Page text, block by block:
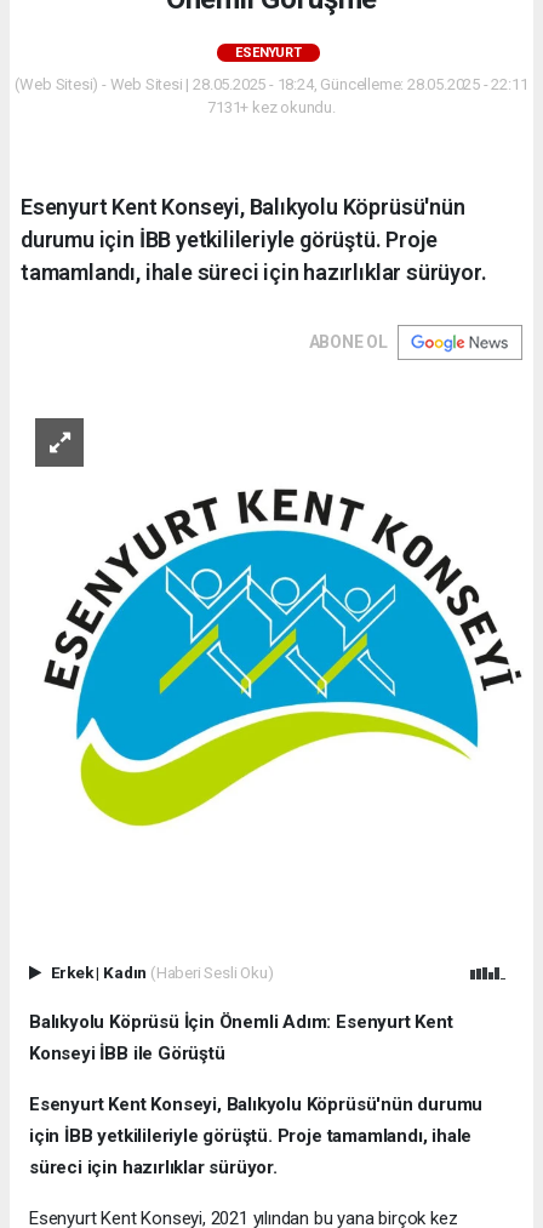
ESENYURT
(Web Sitesi) - Web Sitesi | 28.05.2025 - 18:24, Güncelleme: 28.05.2025 - 22:11
7131+ kez okundu.
Esenyurt Kent Konseyi, Balıkyolu Köprüsü'nün
durumu için İBB yetkilileriyle görüştü. Proje
tamamlandı, ihale süreci için hazırlıklar sürüyor.
ABONE OL
Erkek| Kadın (Haberi Sesli Oku)
Balıkyolu Köprüsü İçin Önemli Adım: Esenyurt Kent
Konseyi İBB ile Görüştü
Esenyurt Kent Konseyi, Balıkyolu Köprüsü'nün durumu
için İBB yetkilileriyle görüştü. Proje tamamlandı, ihale
süreci için hazırlıklar sürüyor.
Esenyurt Kent Konseyi, 2021 yılından bu yana birçok kez